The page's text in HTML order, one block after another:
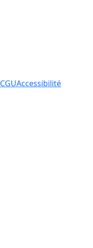
CGUAccessibilité